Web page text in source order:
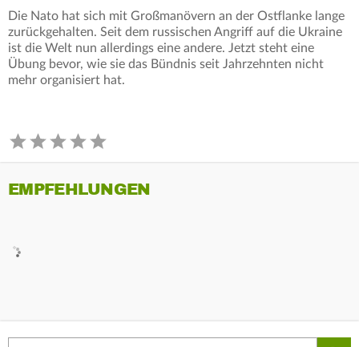
Die Nato hat sich mit Großmanövern an der Ostflanke lange
zurückgehalten. Seit dem russischen Angriff auf die Ukraine
ist die Welt nun allerdings eine andere. Jetzt steht eine
Übung bevor, wie sie das Bündnis seit Jahrzehnten nicht
mehr organisiert hat.
EMPFEHLUNGEN